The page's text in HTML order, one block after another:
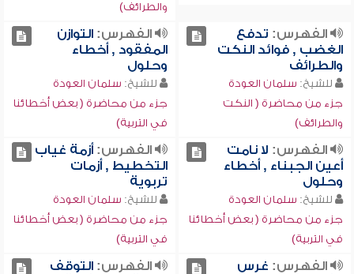
والطرائف)
الفهرس: تدفع
الغضب , فوائد النكت
والطرائف
للشيخ: سلمان العودة
جزء من محاضرة ( النكت
والطرائف)
الفهرس:التوازن
المفقود , أخطاء
وحلول
للشيخ: سلمان العودة
جزء من محاضرة ( بعض أخطائنا
في التربية)
الفهرس: لا نامت
أعين الجبناء , أخطاء
وحلول
للشيخ: سلمان العودة
جزء من محاضرة ( بعض أخطائنا
في التربية)
الفهرس:أزمة غياب
التخطيط , أزمات
تربوية
للشيخ: سلمان العودة
جزء من محاضرة ( بعض أخطائنا
في التربية)
الفهرس: غرس
الفهرس:التوقف